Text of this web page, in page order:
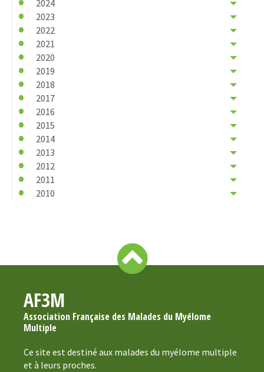
2024
2023
2022
2021
2020
2019
2018
2017
2016
2015
2014
2013
2012
2011
2010
AF3M
Association Française des Malades du Myélome
Multiple
Ce site est destiné aux malades du myélome multiple
et à leurs proches.